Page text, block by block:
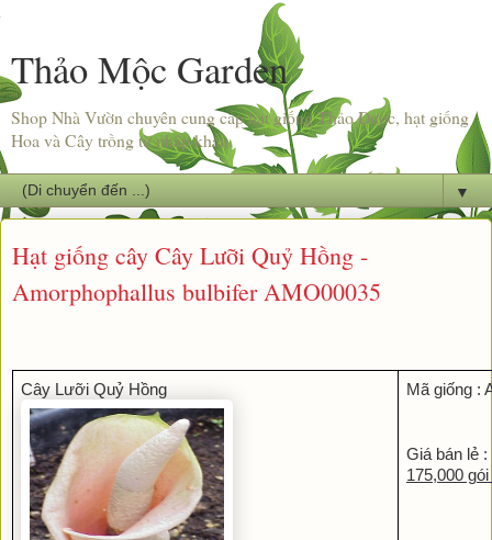
Thảo Mộc Garden
Shop Nhà Vườn chuyên cung cấp hạt giống Thảo Dược, hạt giống
Hoa và Cây trồng từ nhập khẩu.
▼
Hạt giống cây Cây Lưỡi Quỷ Hồng -
Amorphophallus bulbifer AMO00035
Cây Lưỡi Quỷ Hồng Mã giống :
Giá bán lẻ :
175,000